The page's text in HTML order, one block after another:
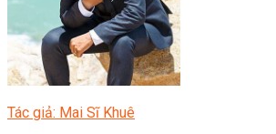
Tác giả: Mai Sĩ Khuê